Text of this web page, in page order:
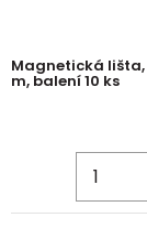
Magnetická lišta,
m, balení 10 ks